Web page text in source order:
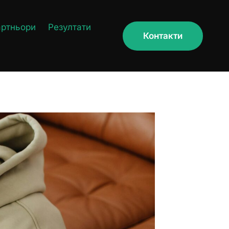
Резултати
Контакти